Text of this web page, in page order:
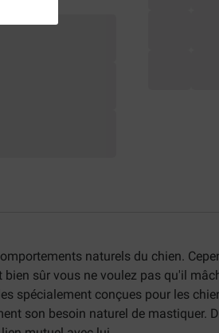
naturels du chien.
sûr vous ne voulez pas qu'il
spécialement conçues pour les
son besoin naturel de mastiquer.